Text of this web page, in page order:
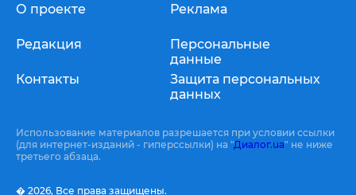
О проекте
Редакция
Контакты
Реклама
Персональные
данные
Защита персональных
данных
Использование материалов разрешается при условии ссылки
(для интернет-изданий - гиперссылки) на "Диалог.ua" не ниже
третьего абзаца.
� 2026, Все права защищены.